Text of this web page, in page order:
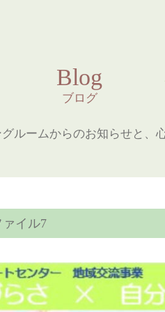
Blog
ブログ
ルームからのお知らせと、
イル7